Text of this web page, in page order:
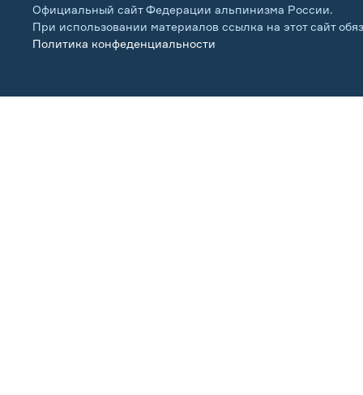
Официальный сайт Федерации альпинизма России.
При использовании материалов ссылка на этот сайт
Политика конфеденциальности